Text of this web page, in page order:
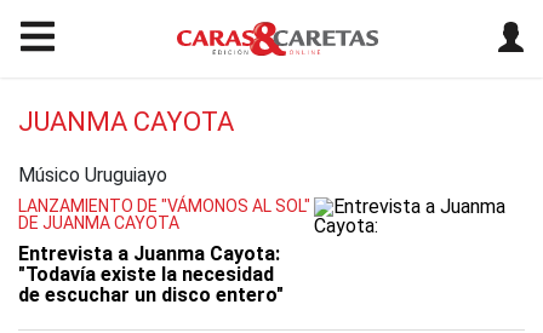
JUANMA CAYOTA
Músico Uruguiayo
LANZAMIENTO DE "VÁMONOS AL SOL"
DE JUANMA CAYOTA
Entrevista a Juanma Cayota:
"Todavía existe la necesidad
de escuchar un disco entero"